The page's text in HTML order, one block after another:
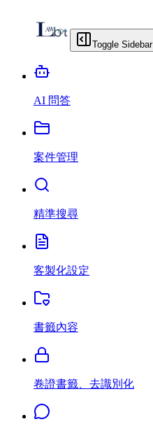
Toggle Sidebar
AI 問答
案件管理
精準搜尋
客製化設定
書籤內容
卷證書籤、去識別化